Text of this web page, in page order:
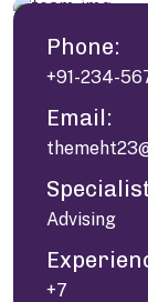
Phone:
+91-234-
Email:
Advising
+7